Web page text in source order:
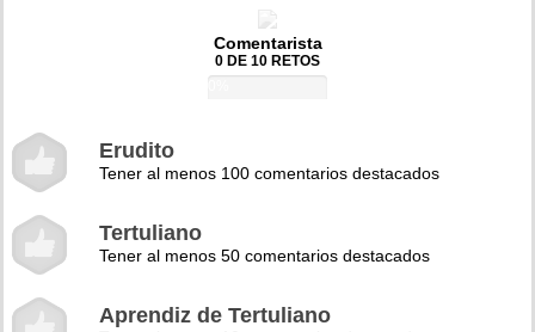
Comentarista
0 DE 10 RETOS
Erudito
Tener al menos 100 comentarios destacados
Tertuliano
Tener al menos 50 comentarios destacados
Aprendiz de Tertuliano